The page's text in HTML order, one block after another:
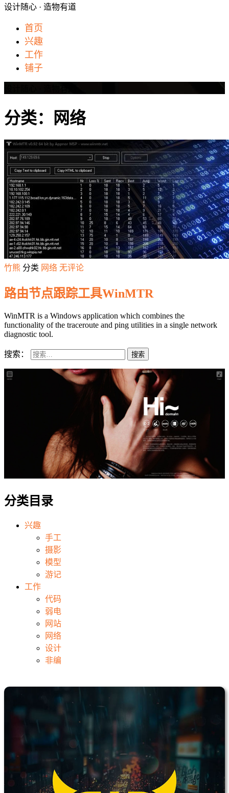
设计随心 · 造物有道
首页
兴趣
工作
铺子
分类：网络
竹熊 分类 网络 无评论
路由节点跟踪工具WinMTR
WinMTR is a Windows application which combines the
functionality of the traceroute and ping utilities in a single network
diagnostic tool.
搜索：
分类目录
兴趣
手工
摄影
模型
游记
工作
代码
弱电
网站
网络
设计
非编